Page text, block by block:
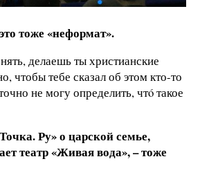
тоже «неформат».
делаешь ты христианские
чтобы тебе сказал об этом кто-то
не могу определить, чтó такое
Ру» о царской семье,
театр «Живая вода», – тоже